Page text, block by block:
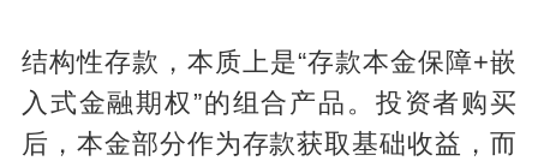
结构性存款，本质上是“存款本金保障+嵌
入式金融期权”的组合产品。投资者购买
后，本金部分作为存款获取基础收益，而